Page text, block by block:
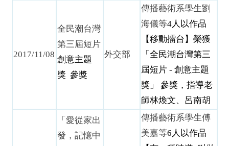
2017/11/08
全民潮台灣
第三屆短片
創意主題
獎 參獎
外交部
傳播藝術系學生劉
海儀等4人以作品
【移動擂台】榮獲
「全民潮台灣第三
屆短片- 創意主題
獎」
參獎，指導老
師林煥文、呂南胡
「愛從家出
發，記憶中
傳播藝術系學生傅
美嘉等6 人以作品